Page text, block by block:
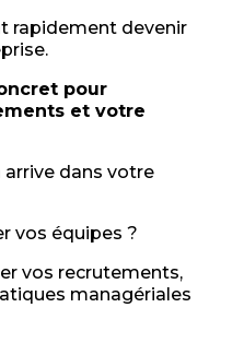
rapidement devenir
pour
et votre
dans votre
vos équipes ?
vos recrutements,
managériales